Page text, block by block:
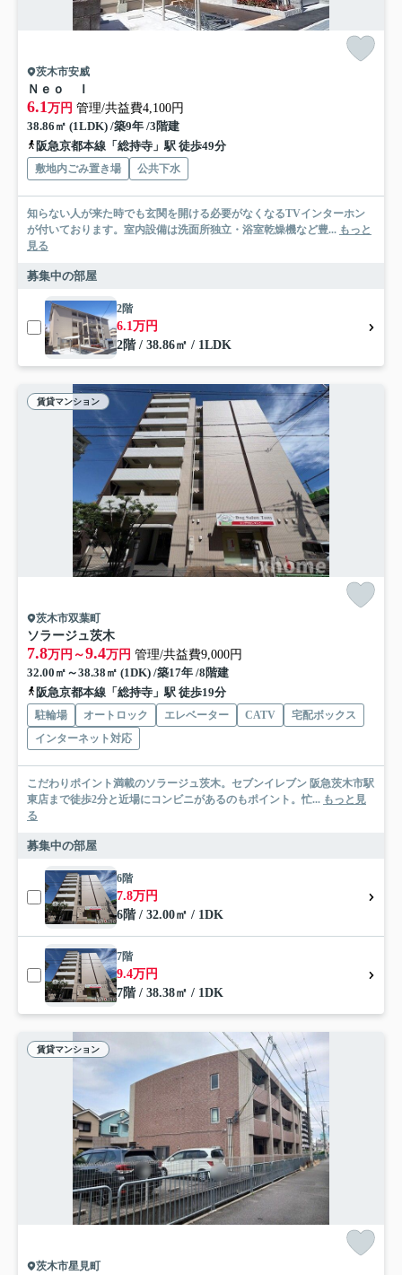
茨木市安威
Ｎｅｏ Ｉ
6.1 万円 管理/共益費4,100円
38.86㎡ (1LDK) /築9年 /3階建
阪急京都本線「総持寺」駅 徒歩49分
敷地内ごみ置き場 公共下水
知らない人が来た時でも玄関を開ける必要がなくなるTVインターホン
が付いております。室内設備は洗面所独立・浴室乾燥機など豊... もっと
見る
募集中の部屋
2階
6.1万円
2階 / 38.86㎡ / 1LDK
賃貸マンション
茨木市双葉町
ソラージュ茨木
7.8万円～9.4万円 管理/共益費9,000円
32.00㎡～38.38㎡ (1DK) /築17年 /8階建
阪急京都本線「総持寺」駅 徒歩19分
駐輪場 オートロック エレベーター CATV
宅配ボックス
インターネット対応
こだわりポイント満載のソラージュ茨木。セブンイレブン 阪急茨木市駅
東店まで徒歩2分と近場にコンビニがあるのもポイント。忙... もっと見
る
募集中の部屋
6階
7.8万円
6階 / 32.00㎡ / 1DK
7階
9.4万円
7階 / 38.38㎡ / 1DK
賃貸マンション
茨木市星見町